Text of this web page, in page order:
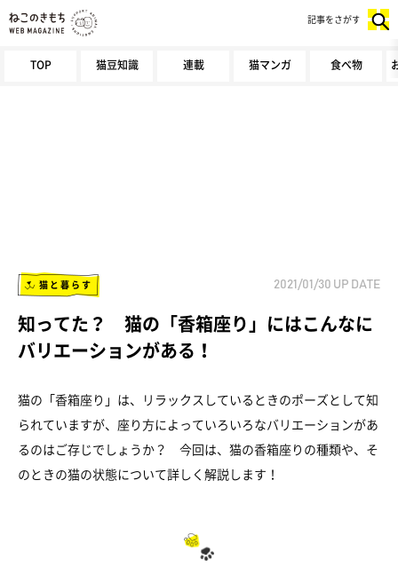
TOP 猫豆知識 連載 猫マンガ 食べ物
記事をさがす
猫と暮らす 2021/01/30 UP DATE
知ってた？ 猫の「香箱座り」にはこんなに
バリエーションがある！
猫の「香箱座り」は、リラックスしているときのポーズとして知
られていますが、座り方によっていろいろなバリエーションがあ
るのはご存じでしょうか？ 今回は、猫の香箱座りの種類や、そ
のときの猫の状態について詳しく解説します！